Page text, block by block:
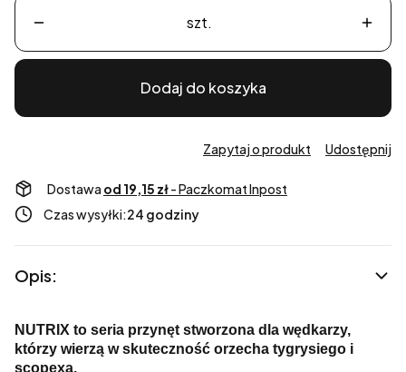
szt.
Dodaj do koszyka
Zapytaj o produkt Udostępnij
Dostawa od 19,15 zł- Paczkomat Inpost
Czas wysyłki:24 godziny
Opis:
NUTRIX to seria przynęt stworzona dla wędkarzy,
którzy wierzą w skuteczność orzecha tygrysiego i
scopexa.